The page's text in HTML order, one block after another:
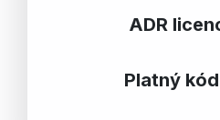
ADR
Platný